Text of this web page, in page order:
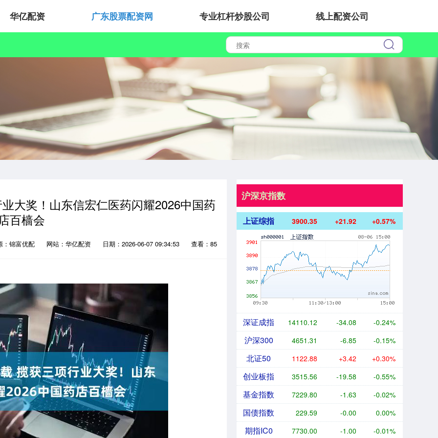
华亿配资 广东股票配资网 专业杠杆炒股公司 线上配资公司
大奖！山东信宏仁医药闪耀2026中国药
百樯会
：锦富优配 网站：华亿配资 日期：2026-06-07 09:34:53 查看：85
沪深京指数
上证综指 3900.35 +21.92 +0.57%
深证成指 14110.12 -34.08 -0.24%
沪深300 4651.31 -6.85 -0.15%
北证50 1122.88 +3.42 +0.30%
创业板指 3515.56 -19.58 -0.55%
基金指数 7229.80 -1.63 -0.02%
国债指数 229.59 -0.00 0.00%
期指IC0 7730.00 -1.00 -0.01%